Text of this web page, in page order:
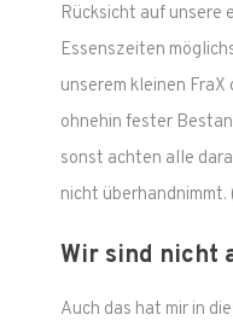
Rücksicht auf unsere
Essenszeiten
unserem kleinen
ohnehin fester
sonst achten alle
nicht überhandnimmt.
Wir sind nicht
Auch das hat mir in